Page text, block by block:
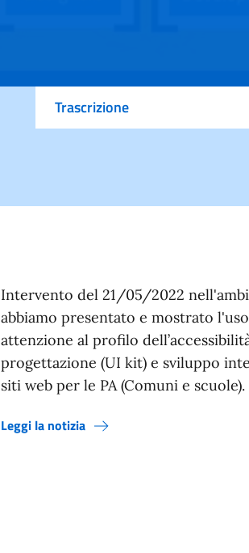
Trascrizione
Intervento del 21/05/2022
abbiamo presentato e mostrato
attenzione al profilo
progettazione (UI kit) e sviluppo
siti web per le PA (Comuni e scuole).
Leggi la notizia